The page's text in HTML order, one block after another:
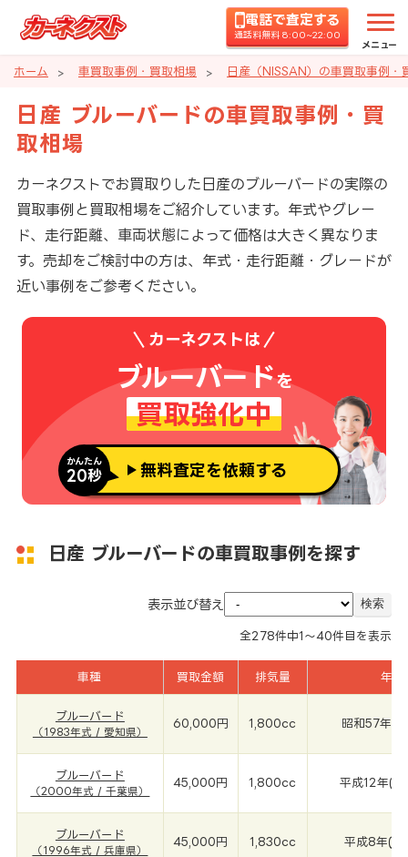
電話で査定する
通話料無料 8:00~22:00
メニュー
ホーム 車買取事例・買取相場 日産（NISSAN）の車買取事例・
日産 ブルーバードの車買取事例・買
取相場
カーネクストでお買取りした日産のブルーバードの実際の
買取事例と買取相場をご紹介しています。年式やグレー
ド、走行距離、車両状態によって価格は大きく異なりま
す。売却をご検討中の方は、年式・走行距離・グレードが
近い事例をご参考ください。
カーネクストは
ブルーバードを
買取強化中
かんたん
20秒 無料査定を依頼する
日産 ブルーバードの車買取事例を探す
表示並び替え
全278件中1～40件目を表示
車種 買取金額 排気量 年式
ブルーバード
（1983年式 / 愛知県）
60,000円 1,800cc 昭和57年
ブルーバード
（2000年式 / 千葉県）
45,000円 1,800cc 平成12年
ブルーバード
（1996年式 / 兵庫県）
45,000円 1,830cc 平成8年